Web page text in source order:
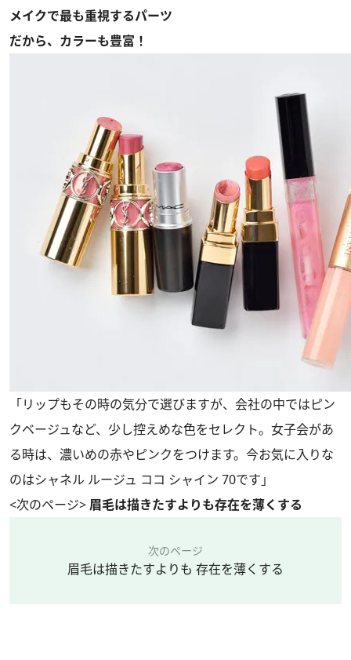
メイクで最も重視するパーツ
だから、カラーも豊富！
「リップもその時の気分で選びますが、会社の中ではピン
クベージュなど、少し控えめな色をセレクト。女子会があ
る時は、濃いめの赤やピンクをつけます。今お気に入りな
のはシャネル ルージュ ココ シャイン 70です」
<次のページ>眉毛は描きたすよりも存在を薄くする
次のページ
眉毛は描きたすよりも 存在を薄くする